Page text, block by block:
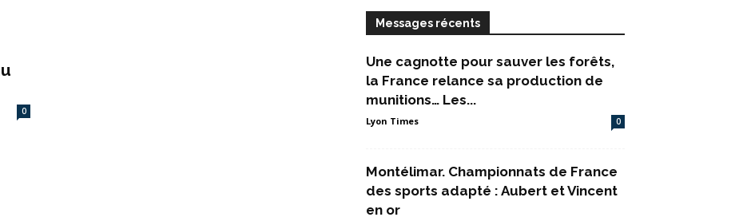
0
Messages récents
Une cagnotte pour sauver les forêts,
la France relance sa production de
munitions… Les...
Lyon Times 0
Montélimar. Championnats de France
des sports adapté : Aubert et Vincent
en or